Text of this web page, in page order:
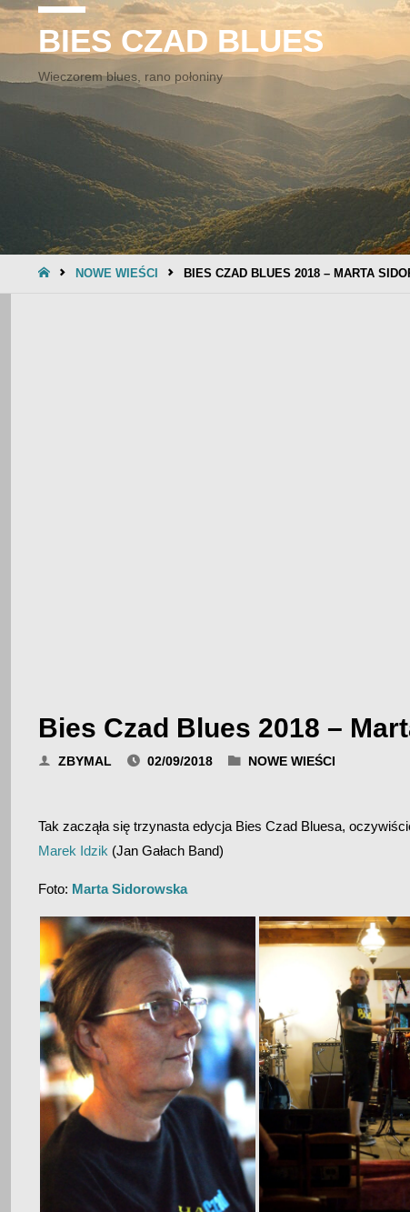
BIES CZAD BLUES
Wieczorem blues, rano połoniny
STRONA
NOWE WIEŚCI BIES CZAD BLUES 2018 – MARTA
Bies Czad Blues 2018 –
ZBYMAL 02/09/2018 NOWE WIEŚCI
Tak zacząła się trzynasta edycja Bies Czad Bluesa,
Marek Idzik (Jan Gałach Band)
Foto: Marta Sidorowska